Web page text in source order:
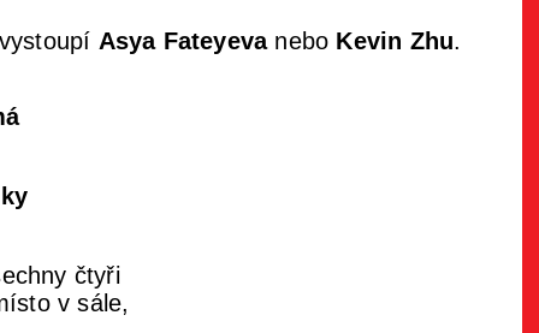
Asya Fateyevanebo Kevin Zhu.
čtyři
v sále,